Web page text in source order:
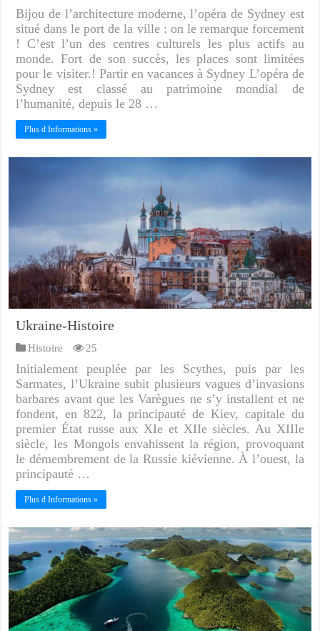
Bijou de l’architecture moderne, l’opéra de Sydney est
situé dans le port de la ville : on le remarque forcement
! C’est l’un des centres culturels les plus actifs au
monde. Fort de son succès, les places sont limitées
pour le visiter.! Partir en vacances à Sydney L’opéra de
Sydney est classé au patrimoine mondial de
l’humanité, depuis le 28 …
Plus d Informations »
Ukraine-Histoire
Histoire 25
Initialement peuplée par les Scythes, puis par les
Sarmates, l’Ukraine subit plusieurs vagues d’invasions
barbares avant que les Varègues ne s’y installent et ne
fondent, en 822, la principauté de Kiev, capitale du
premier État russe aux XIe et XIIe siècles. Au XIIIe
siècle, les Mongols envahissent la région, provoquant
le démembrement de la Russie kiévienne. À l’ouest, la
principauté …
Plus d Informations »